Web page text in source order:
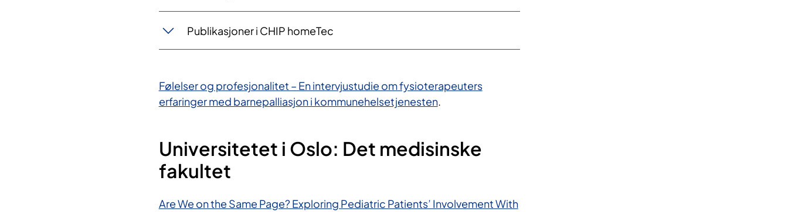
Publikasjoner i CHIP homeTec
Følelser og profesjonalitet – En intervjustudie om fysioterapeuters
erfaringer med barnepalliasjon i kommunehelsetjenesten.
Universitetet i Oslo: Det medisinske
fakultet
Are We on the Same Page? Exploring Pediatric Patients’ Involvement With